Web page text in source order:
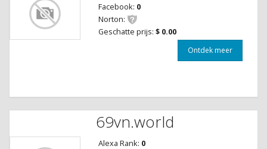
Facebook: 0
Norton:
Geschatte prijs: $ 0.00
Ontdek meer
69vn.world
Alexa Rank: 0